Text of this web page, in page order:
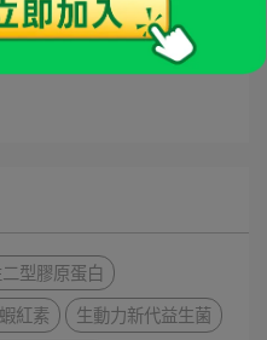
型膠原蛋白
紅素
生動力新代益生菌